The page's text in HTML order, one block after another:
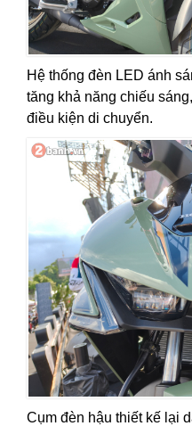
Hệ thống đèn LED ánh
tăng khả năng chiếu
điều kiện di chuyển.
Cụm đèn hậu thiết kế lại